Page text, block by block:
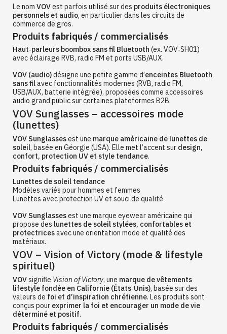
Le nom VOVest parfois utilisé sur des produits électroniques
personnels et audio, en particulier dans les circuits de
commerce de gros.
Produits fabriqués / commercialisés
Haut‑parleurs boombox sans fil Bluetooth (ex. VOV‑SH01)
avec éclairage RVB, radio FM et ports USB/AUX.
VOV (audio)désigne une petite gamme d’enceintes Bluetooth
sans filavec fonctionnalités modernes (RVB, radio FM,
USB/AUX, batterie intégrée), proposées comme accessoires
audio grand public sur certaines plateformes B2B.
VOV Sunglasses – accessoires mode
(lunettes)
VOV Sunglassesest une marque américaine de lunettes de
soleil, basée en Géorgie (USA). Elle met l’accent sur design,
confort, protection UV et style tendance.
Produits fabriqués / commercialisés
Lunettes de soleil tendance
Modèles variés pour hommes et femmes
Lunettes avec protection UV et souci de qualité
VOV Sunglassesest une marque eyewear américaine qui
propose des lunettes de soleil stylées, confortables et
protectricesavec une orientation mode et qualité des
matériaux.
VOV – Vision of Victory (mode & lifestyle
spirituel)
VOVsignifie Vision of Victory, une marque de vêtements
lifestyle fondée en Californie (États‑Unis), basée sur des
valeurs de foi et d’inspiration chrétienne. Les produits sont
conçus pour exprimer la foi et encourager un mode de vie
déterminé et positif.
Produits fabriqués / commercialisés